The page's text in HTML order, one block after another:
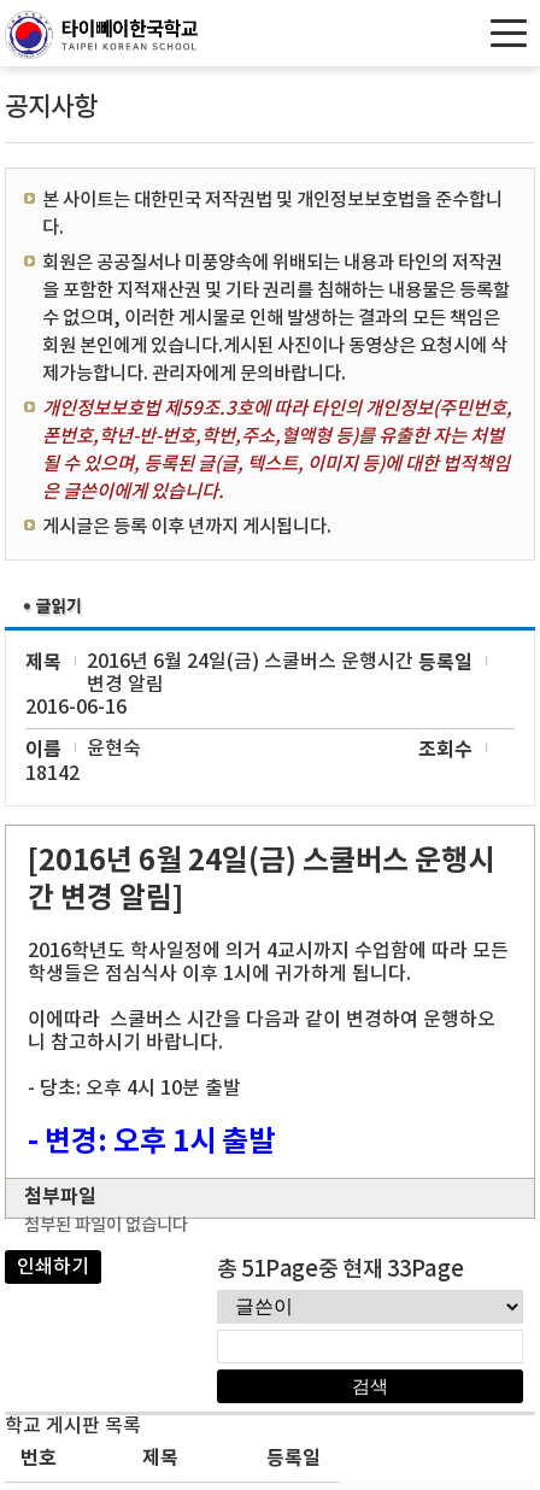
공지사항
본 사이트는 대한민국 저작권법 및 개인정보보호법을 준수합니
다.
회원은 공공질서나 미풍양속에 위배되는 내용과 타인의 저작권
을 포함한 지적재산권 및 기타 권리를 침해하는 내용물은 등록할
수 없으며, 이러한 게시물로 인해 발생하는 결과의 모든 책임은
회원 본인에게 있습니다.게시된 사진이나 동영상은 요청시에 삭
제가능합니다. 관리자에게 문의바랍니다.
개인정보보호법 제59조.3호에 따라 타인의 개인정보(주민번호,
폰번호,학년-반-번호,학번,주소,혈액형 등)를 유출한 자는 처벌
될 수 있으며, 등록된 글(글, 텍스트, 이미지 등)에 대한 법적책임
은 글쓴이에게 있습니다.
게시글은 등록 이후 년까지 게시됩니다.
제목
2016년 6월 24일(금) 스쿨버스 운행시간
변경 알림
등록일
2016-06-16
이름 윤현숙 조회수
18142
[2016년 6월 24일(금) 스쿨버스 운행시
간 변경 알림]
2016학년도 학사일정에 의거 4교시까지 수업함에 따라 모든
학생들은 점심식사 이후 1시에 귀가하게 됩니다.
이에따라 스쿨버스 시간을 다음과 같이 변경하여 운행하오
니 참고하시기 바랍니다.
- 당초: 오후 4시 10분 출발
- 변경: 오후 1시 출발
첨부파일
첨부된 파일이 없습니다
인쇄하기 총 51Page중 현재 33Page
학교 게시판 목록
번호 제목 등록일